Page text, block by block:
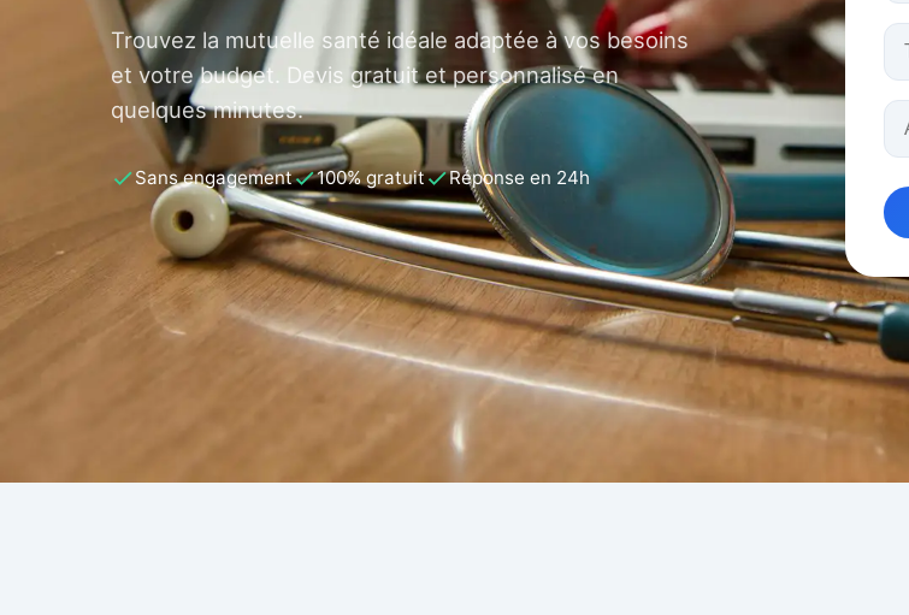
Trouvez la mutuelle santé idéale adaptée à vos besoins
et votre budget. Devis gratuit et personnalisé en
quelques minutes.
Sans engagement 100% gratuit Réponse en 24h